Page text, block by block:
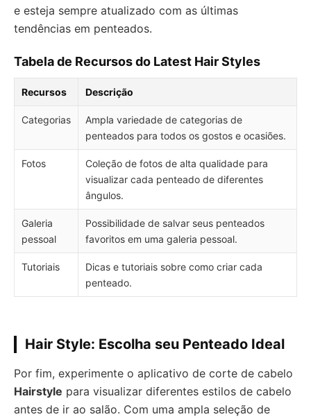
e esteja sempre atualizado com as últimas
tendências em penteados.
Tabela de Recursos do Latest Hair Styles
Recursos Descrição
Categorias
Ampla variedade de categorias de
penteados para todos os gostos e ocasiões.
Fotos
Coleção de fotos de alta qualidade para
visualizar cada penteado de diferentes
ângulos.
Galeria
pessoal
Possibilidade de salvar seus penteados
favoritos em uma galeria pessoal.
Tutoriais
Dicas e tutoriais sobre como criar cada
penteado.
Hair Style: Escolha seu Penteado Ideal
Por fim, experimente o aplicativo de corte de cabelo
Hairstyle para visualizar diferentes estilos de cabelo
antes de ir ao salão. Com uma ampla seleção de